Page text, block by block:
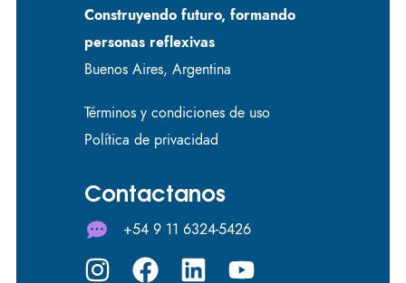
Construyendo futuro, formando
personas reflexivas
Buenos Aires, Argentina
Términos y condiciones de uso
Política de privacidad
Contactanos
+54 9 11 6324-5426